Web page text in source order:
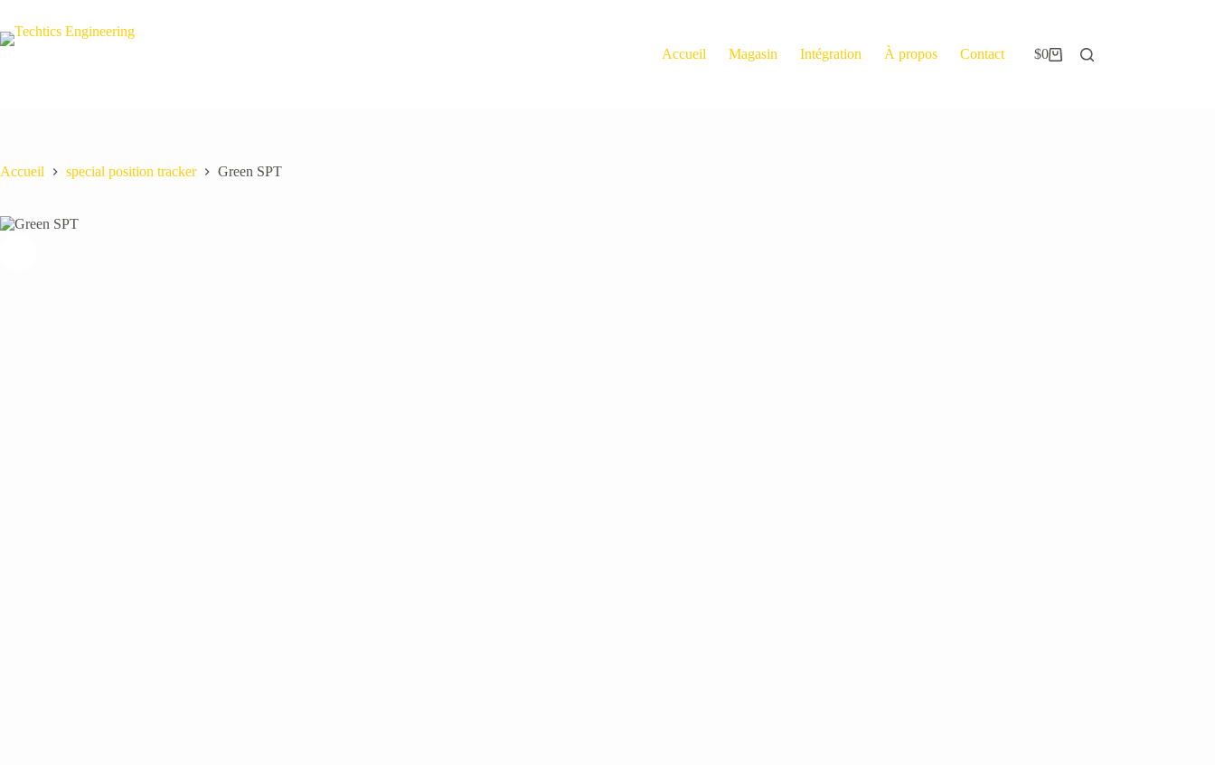
contenu
Accueil
Magasin Intégration À propos Contact
Panier
$0
Accueil special position tracker Green SPT